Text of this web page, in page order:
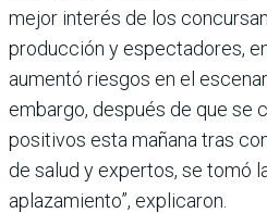
mejor interés de los
producción y espectadores,
aumentó riesgos en el
embargo, después de que se
positivos esta mañana tras
de salud y expertos, se tomó
aplazamiento”, explicaron.